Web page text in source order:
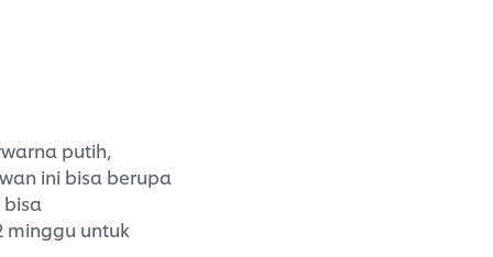
putih,
ini bisa berupa
minggu untuk